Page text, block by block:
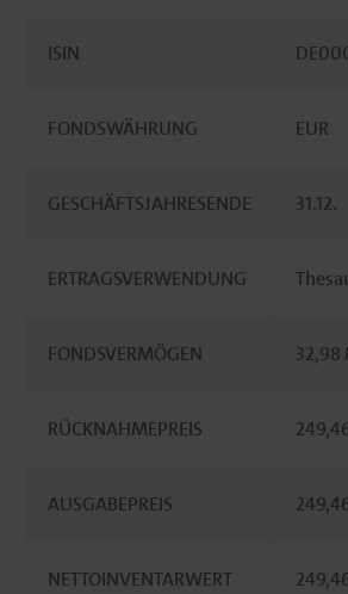
ISIN
FONDSWÄHRUNG EUR
GESCHÄFTSJAHRESENDE 31.12.
ERTRAGSVERWENDUNG
FONDSVERMÖGEN 32,98
RÜCKNAHMEPREIS
AUSGABEPREIS
NETTOINVENTARWERT